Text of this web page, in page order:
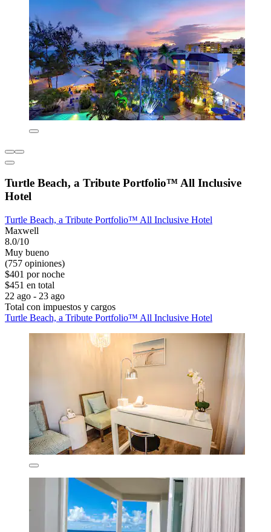
Turtle Beach, a Tribute Portfolio™ All Inclusive
Hotel
Turtle Beach, a Tribute Portfolio™ All Inclusive Hotel
Maxwell
8.0/10
Muy bueno
(757 opiniones)
$401 por noche
$451 en total
22 ago - 23 ago
Total con impuestos y cargos
Turtle Beach, a Tribute Portfolio™ All Inclusive Hotel